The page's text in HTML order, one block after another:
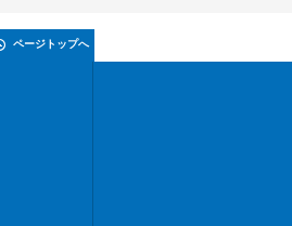
ページトップへ